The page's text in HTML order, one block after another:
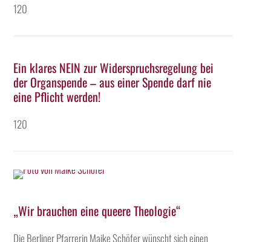
120
Ein klares NEIN zur Widerspruchsregelung bei
der Organspende – aus einer Spende darf nie
eine Pflicht werden!
120
„Wir brauchen eine queere Theologie“
Die Berliner Pfarrerin Maike Schöfer wünscht sich einen